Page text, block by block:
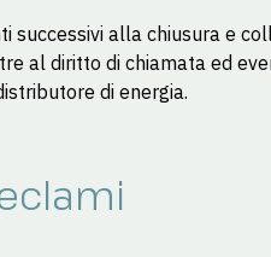
successivi alla chiusura e
al diritto di chiamata ed
di energia.